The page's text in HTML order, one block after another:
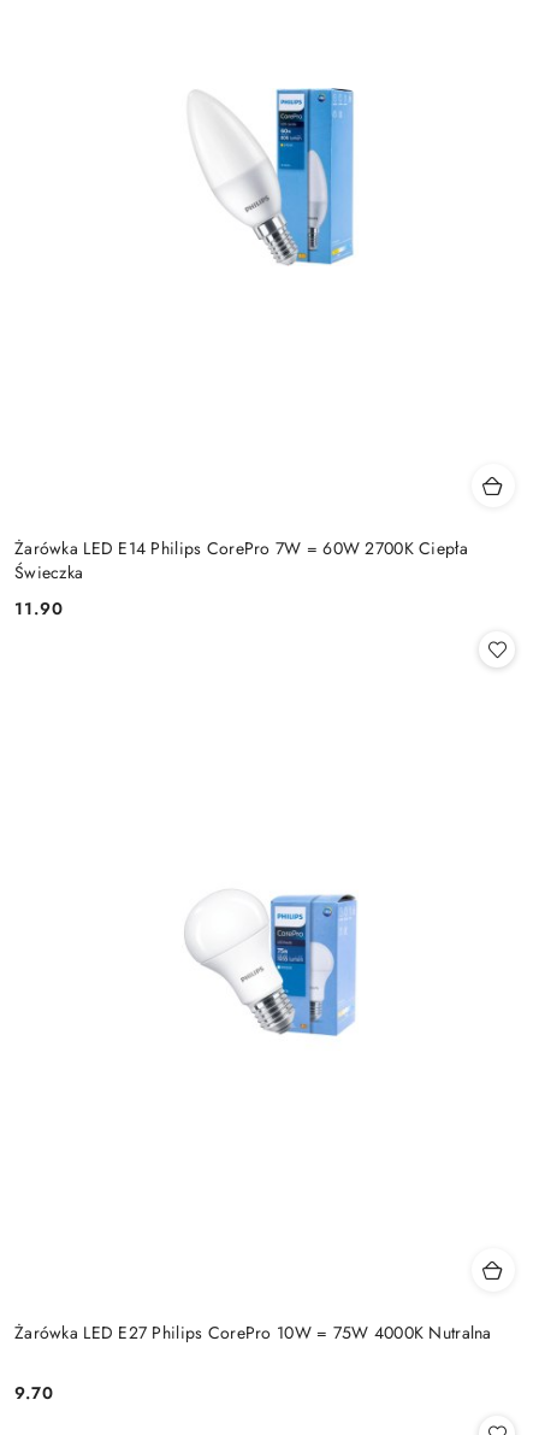
Żarówka LED E14 Philips CorePro 7W = 60W 2700K Ciepła
Świeczka
Cena:
11.90
Żarówka LED E27 Philips CorePro 10W = 75W 4000K Nutralna
Cena:
9.70